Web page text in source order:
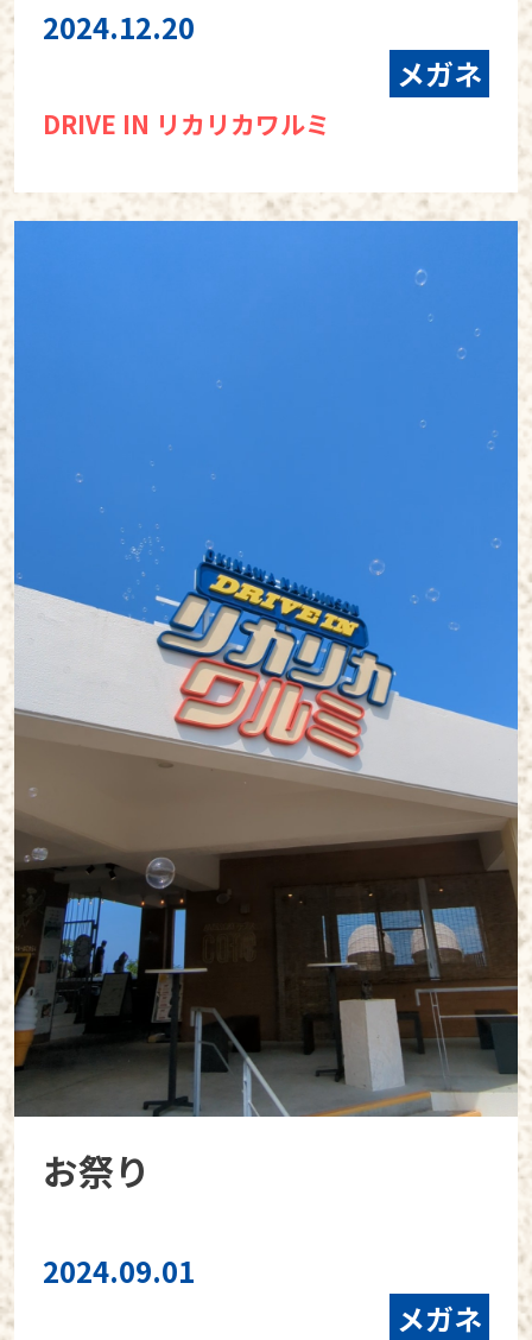
2024.12.20
メガネ
DRIVE IN リカリカワルミ
お祭り
2024.09.01
メガネ